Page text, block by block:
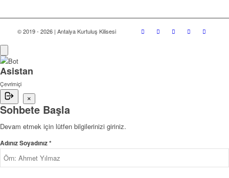
© 2019 - 2026 | Antalya Kurtuluş Kilisesi
Asistan
Çevrimiçi
×
Sohbete Başla
Devam etmek için lütfen bilgilerinizi giriniz.
Adınız Soyadınız *